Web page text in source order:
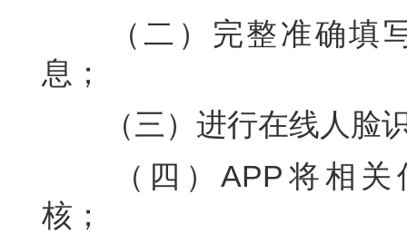
（二）完整准确填
息；
（三）进行在线人脸
（四）APP将相
核；